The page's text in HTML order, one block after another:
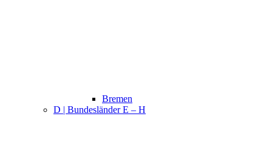
Bremen
D | Bundesländer E – H